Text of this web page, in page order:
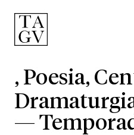
, Poesia,
—